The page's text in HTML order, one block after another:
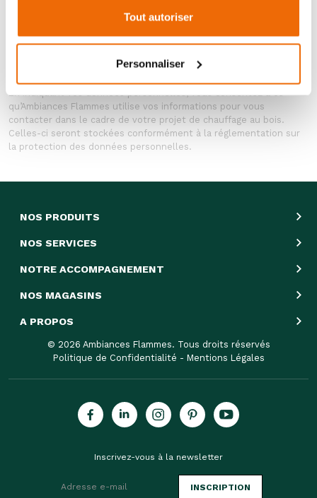
Tout autoriser
Personnaliser
En indiquant vos données personnelles, vous consentez à ce
qu’Ambiances Flammes utilise vos informations pour vous
contacter dans le cadre de votre projet de chauffage au bois.
Celles-ci seront stockées conformément à la réglementation sur
la protection des données personnelles.
NOS PRODUITS
NOS SERVICES
NOTRE ACCOMPAGNEMENT
NOS MAGASINS
A PROPOS
© 2026 Ambiances Flammes. Tous droits réservés
Politique de Confidentialité - Mentions Légales
Inscrivez-vous à la newsletter
INSCRIPTION